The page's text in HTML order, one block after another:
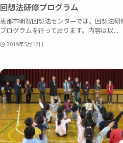
回想法研修プログラム
恵那市明智回想法センターでは、回想法研
プログラムを行っております。内容は以...
2019年5月12日